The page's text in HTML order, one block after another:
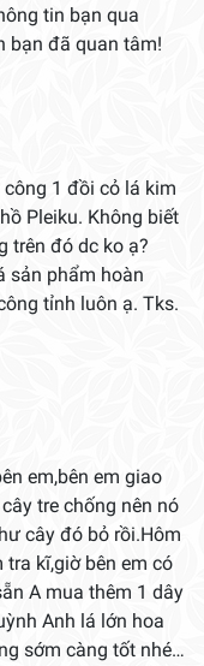
tin bạn qua
bạn đã quan tâm!
1 đồi cỏ lá kim
Pleiku. Không biết
trên đó dc ko ạ?
sản phẩm hoàn
tỉnh luôn ạ. Tks.
em,bên em giao
tre chống nên nó
cây đó bỏ rồi.Hôm
tra kĩ,giờ bên em có
A mua thêm 1 dây
Anh lá lớn hoa
sớm càng tốt nhé…